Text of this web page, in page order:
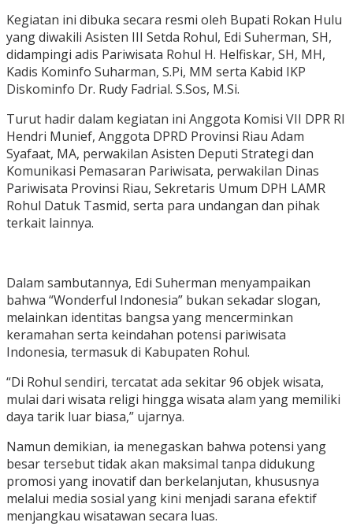
Kegiatan ini dibuka secara resmi oleh Bupati Rokan Hulu
yang diwakili Asisten III Setda Rohul, Edi Suherman, SH,
didampingi adis Pariwisata Rohul H. Helfiskar, SH, MH,
Kadis Kominfo Suharman, S.Pi, MM serta Kabid IKP
Diskominfo Dr. Rudy Fadrial. S.Sos, M.Si.
Turut hadir dalam kegiatan ini Anggota Komisi VII DPR RI
Hendri Munief, Anggota DPRD Provinsi Riau Adam
Syafaat, MA, perwakilan Asisten Deputi Strategi dan
Komunikasi Pemasaran Pariwisata, perwakilan Dinas
Pariwisata Provinsi Riau, Sekretaris Umum DPH LAMR
Rohul Datuk Tasmid, serta para undangan dan pihak
terkait lainnya.
Dalam sambutannya, Edi Suherman menyampaikan
bahwa “Wonderful Indonesia” bukan sekadar slogan,
melainkan identitas bangsa yang mencerminkan
keramahan serta keindahan potensi pariwisata
Indonesia, termasuk di Kabupaten Rohul.
“Di Rohul sendiri, tercatat ada sekitar 96 objek wisata,
mulai dari wisata religi hingga wisata alam yang memiliki
daya tarik luar biasa,” ujarnya.
Namun demikian, ia menegaskan bahwa potensi yang
besar tersebut tidak akan maksimal tanpa didukung
promosi yang inovatif dan berkelanjutan, khususnya
melalui media sosial yang kini menjadi sarana efektif
menjangkau wisatawan secara luas.